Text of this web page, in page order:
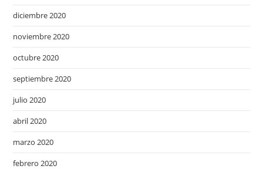
diciembre 2020
noviembre 2020
octubre 2020
septiembre 2020
julio 2020
abril 2020
marzo 2020
febrero 2020